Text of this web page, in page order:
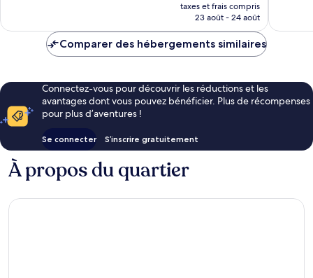
prix
de
taxes et frais compris
23 août - 24 août
Comparer des hébergements similaires
Connectez-vous pour découvrir les réductions et les
avantages dont vous pouvez bénéficier. Plus de récompenses
pour plus d’aventures !
Se connecter S’inscrire gratuitement
À propos du quartier